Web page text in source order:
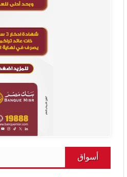
أسواق